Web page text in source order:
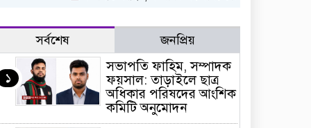
সর্বশেষ জনপ্রিয়
১
সভাপতি ফাহিম, সম্পাদক
ফয়সাল: তাড়াইলে ছাত্র
অধিকার পরিষদের আংশিক
কমিটি অনুমোদন